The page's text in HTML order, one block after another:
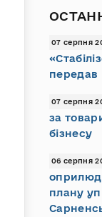
07 серпня
передав
07 серпня
за
бізнесу
06 серпня
плану